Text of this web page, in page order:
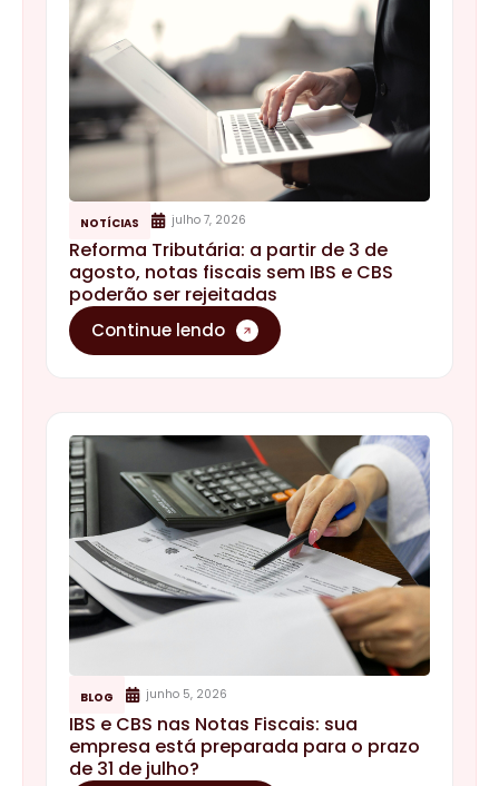
NOTÍCIAS julho 7, 2026
Reforma Tributária: a partir de 3 de
agosto, notas fiscais sem IBS e CBS
poderão ser rejeitadas
Continue lendo
BLOG junho 5, 2026
IBS e CBS nas Notas Fiscais: sua
empresa está preparada para o prazo
de 31 de julho?